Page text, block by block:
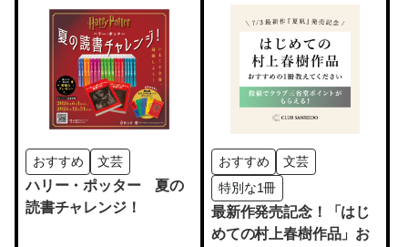
おすすめ 文芸
ハリー・ポッター 夏の
読書チャレンジ！
おすすめ
文芸
特別な1冊
最新作発売記念！「はじ
めての村上春樹作品」お